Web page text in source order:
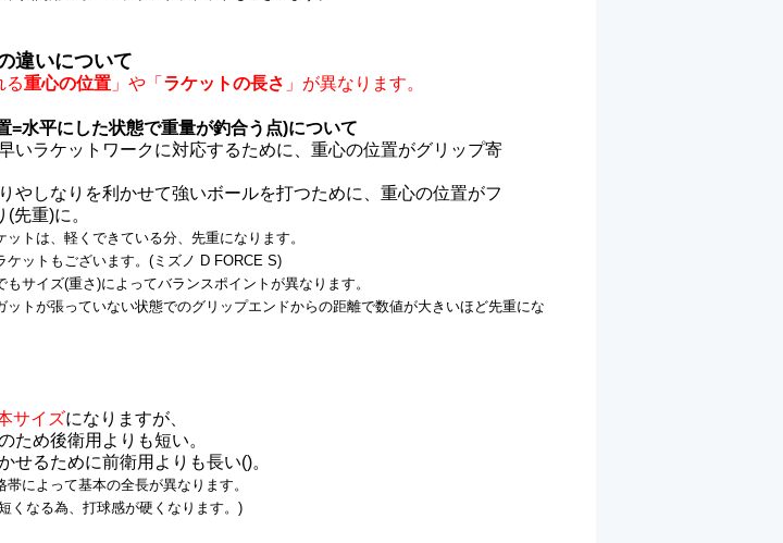
違いについて
る重心の位置 」や「 ラケットの長さ 」が異なります。
=水平にした状態で重量が釣合う点)について
いラケットワークに対応するために、重心の位置がグリップ寄
やしなりを利かせて強いボールを打つために、重心の位置がフ
先重)に。
トは、軽くできている分、先重になります。
ットもございます。(ミズノ D FORCE S)
サイズ(重さ)によってバランスポイントが異なります。
トが張っていない状態でのグリップエンドからの距離で数値が大きいほど先重にな
サイズになりますが、
ため後衛用よりも短い。
せるために前衛用よりも長い()。
によって基本の全長が異なります。
くなる為、打球感が硬くなります。)